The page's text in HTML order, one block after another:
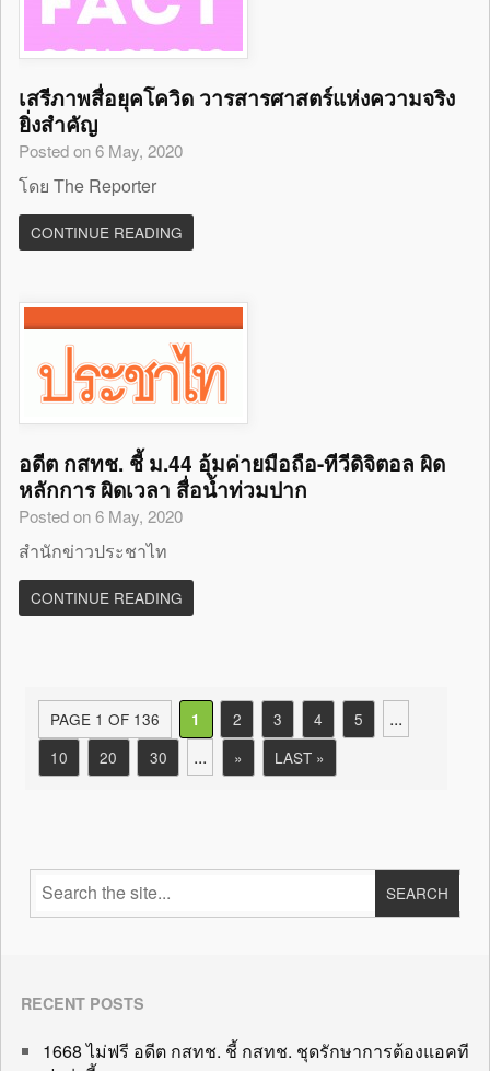
เสรีภาพสื่อยุคโควิด วารสารศาสตร์แห่งความจริง
ยิ่งสำคัญ
Posted on 6 May, 2020
โดย The Reporter
CONTINUE READING
อดีต กสทช. ชี้ ม.44 อุ้มค่ายมือถือ-ทีวีดิจิตอล ผิด
หลักการ ผิดเวลา สื่อน้ำท่วมปาก
Posted on 6 May, 2020
สำนักข่าวประชาไท
CONTINUE READING
PAGE 1 OF 136 1 2 3 4 5 ...
10 20 30 ... » LAST »
RECENT POSTS
1668 ไม่ฟรี อดีต กสทช. ชี้ กสทช. ชุดรักษาการต้องแอคที